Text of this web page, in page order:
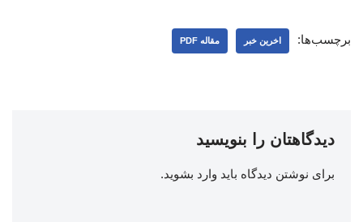
برچسب‌ها: اخرین خبر مقاله PDF
دیدگاهتان را بنویسید
برای نوشتن دیدگاه باید وارد بشوید.